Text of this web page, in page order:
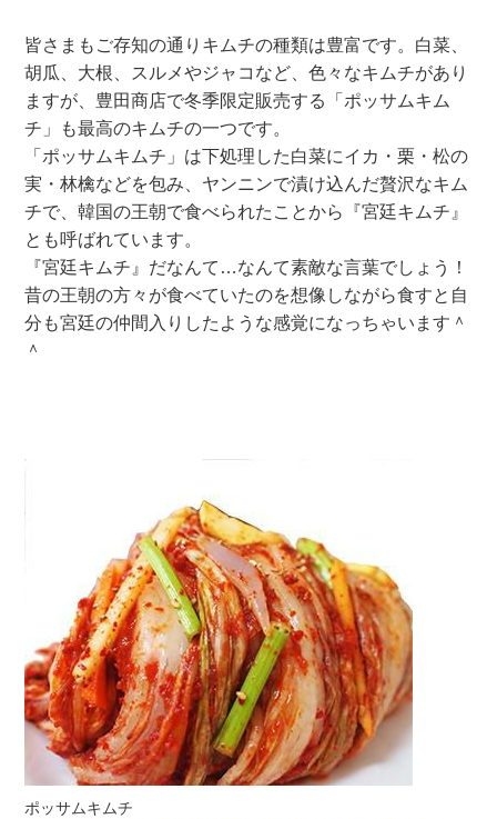
皆さまもご存知の通りキムチの種類は豊富です。白菜、
胡瓜、大根、スルメやジャコなど、色々なキムチがあり
ますが、豊田商店で冬季限定販売する「ポッサムキム
チ」も最高のキムチの一つです。
「ポッサムキムチ」は下処理した白菜にイカ・栗・松の
実・林檎などを包み、ヤンニンで漬け込んだ贅沢なキム
チで、韓国の王朝で食べられたことから『宮廷キムチ』
とも呼ばれています。
『宮廷キムチ』だなんて…なんて素敵な言葉でしょう！
昔の王朝の方々が食べていたのを想像しながら食すと自
分も宮廷の仲間入りしたような感覚になっちゃいます＾
＾
ポッサムキムチ